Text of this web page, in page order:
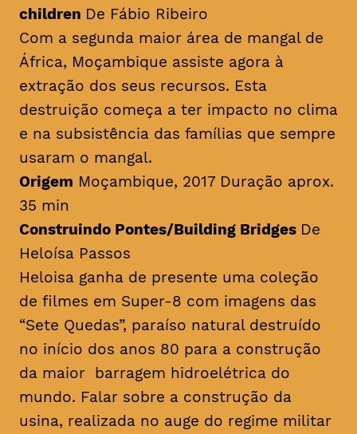
children De Fábio Ribeiro
Com a segunda maior área de mangal de
África, Moçambique assiste agora à
extração dos seus recursos. Esta
destruição começa a ter impacto no clima
e na subsistência das famílias que sempre
usaram o mangal.
Origem Moçambique, 2017 Duração aprox.
35 min
Construindo Pontes/Building Bridges De
Heloísa Passos
Heloisa ganha de presente uma coleção
de filmes em Super-8 com imagens das
“Sete Quedas”, paraíso natural destruído
no início dos anos 80 para a construção
da maior barragem hidroelétrica do
mundo. Falar sobre a construção da
usina, realizada no auge do regime militar